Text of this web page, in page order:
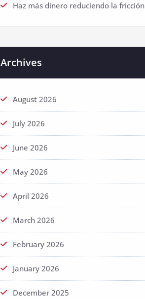
Haz más dinero reduciendo la fricción
Archives
August 2026
July 2026
June 2026
May 2026
April 2026
March 2026
February 2026
January 2026
December 2025